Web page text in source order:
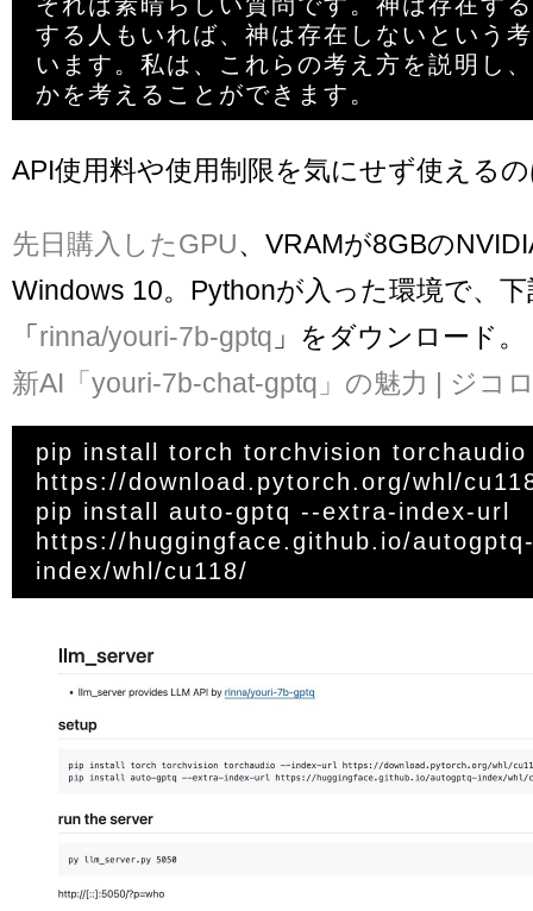
する人もいれば、神は存在しないという
います。私は、これらの考え方を説明し
API使用料や使用制限を気にせず使える
先日購入したGPU、VRAMが8GBの
Windows 10。Pythonが入った環境で、
「 rinna/youri-7b-gptq 」をダウンロード
新AI「youri-7b-chat-gptq」の魅力 | ジコ
pip install torch torchvision
https://download.pytorch.org/whl/
pip install auto-gptq --extra-index-url
https://huggingface.github.io/